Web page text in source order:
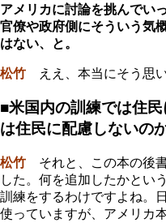
アメリカに討論を挑んでい
官僚や政府側にそういう気
はない、と。
松竹 ええ、本当にそう思い
■米国内の訓練では住
は住民に配慮しないの
松竹 それと、この本の後
した。何を追加したかとい
訓練をするわけですよね。
使っていますが、アメリカ